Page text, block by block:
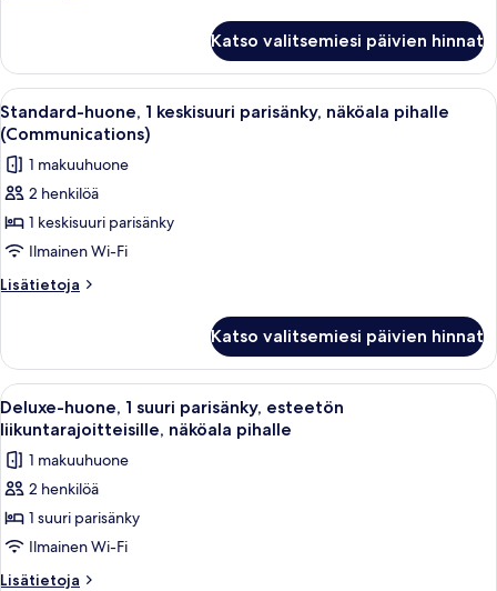
(Communications)
kuvat
1
keskisuuri
parisänky,
näköala
pihalle
(Communications)
Katso valitsemiesi päivien hinnat
Avaa
kaikki
huonetyypin
Standard-
huone,
1
keskisuuri
parisänky,
(Communications)
kuvat
Hotellihuone, jossa on sänky, pieni
6
Standard-huone, 1 keskisuuri parisänky, näköala pihalle
(Communications)
1 makuuhuone
2 henkilöä
1 keskisuuri parisänky
Ilmainen Wi-Fi
Lisätietoja
Lisätietoja
1
keskisuuri
parisänky,
näköala
(Communications)
Katso valitsemiesi päivien hinnat
Avaa
kaikki
huonetyypin
Deluxe-
huone,
1
suuri
parisänky,
Hotellihuone, jossa on sänky, pieni
6
Deluxe-huone, 1 suuri parisänky, esteetön
liikuntarajoitteisille, näköala pihalle
1 makuuhuone
2 henkilöä
1 suuri parisänky
Ilmainen Wi-Fi
Lisätietoja
Lisätietoja